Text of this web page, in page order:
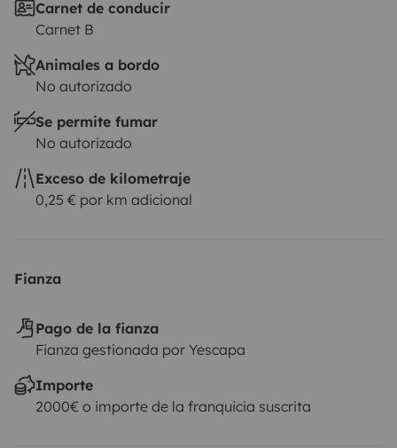
Carnet de conducir
Carnet B
Animales a bordo
No autorizado
Se permite fumar
No autorizado
Exceso de kilometraje
0,25 € por km adicional
Fianza
Pago de la fianza
Fianza gestionada por Yescapa
Importe
2000€ o importe de la franquicia suscrita